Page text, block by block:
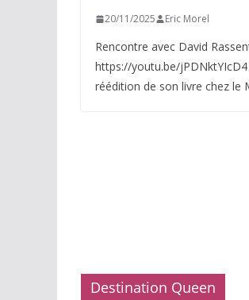
20/11/2025 Eric Morel
Rencontre avec David
https://youtu.be/jPDNktYIcD4
réédition de son livre chez le
Destination Queen